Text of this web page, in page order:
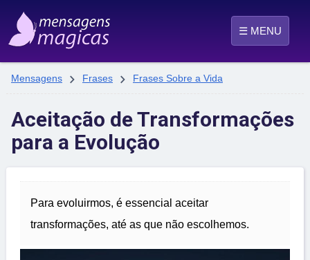
☰ MENU
Mensagens  Frases  Frases Sobre a Vida
Aceitação de Transformações
para a Evolução
Para evoluirmos, é essencial aceitar
transformações, até as que não escolhemos.